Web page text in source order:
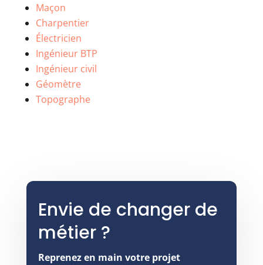
Maçon
Charpentier
Électricien
Ingénieur BTP
Ingénieur civil
Géomètre
Topographe
Envie de changer de
métier ?
Reprenez en main votre projet